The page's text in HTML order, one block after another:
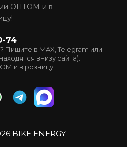
ОПТОМ и в
74
Пишите в MAX, Telegram или
внизу сайта).
и в розницу!
BIKE ENERGY